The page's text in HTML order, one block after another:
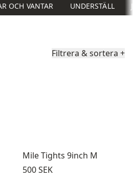
OCH VANTAR UNDERSTÄLL
Filtrera & sortera +
Mile Tights 9inch M
Pris:
500 SEK